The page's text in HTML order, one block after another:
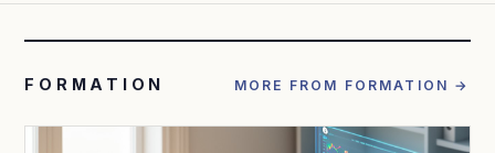
FORMATION MORE FROM FORMATION →